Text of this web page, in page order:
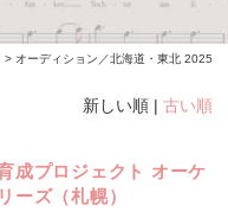
> オーディション／北海道・東北 2025
新しい順 | 古い順
成プロジェクト オーケ
ーズ（札幌）